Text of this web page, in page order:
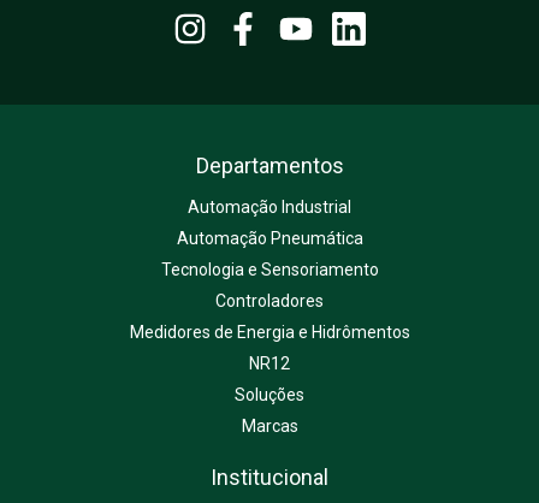
Departamentos
Automação Industrial
Automação Pneumática
Tecnologia e Sensoriamento
Controladores
Medidores de Energia e Hidrômentos
NR12
Soluções
Marcas
Institucional